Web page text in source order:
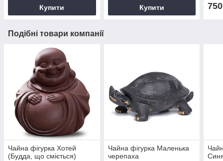
Купити Купити 750
Подібні товари компанії
Чайна фігурка Хотей
(Будда, що сміється)
Чайна фігурка Маленька
черепаха